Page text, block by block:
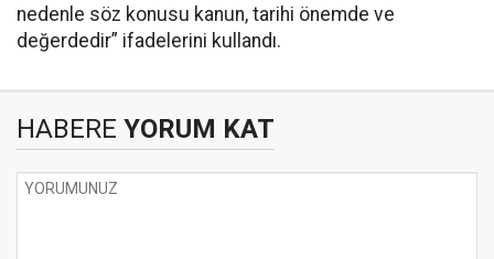
nedenle söz konusu kanun, tarihi önemde ve
değerdedir” ifadelerini kullandı.
HABERE YORUM KAT